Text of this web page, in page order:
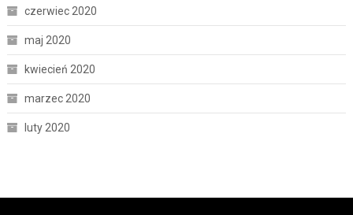
czerwiec 2020
maj 2020
kwiecień 2020
marzec 2020
luty 2020